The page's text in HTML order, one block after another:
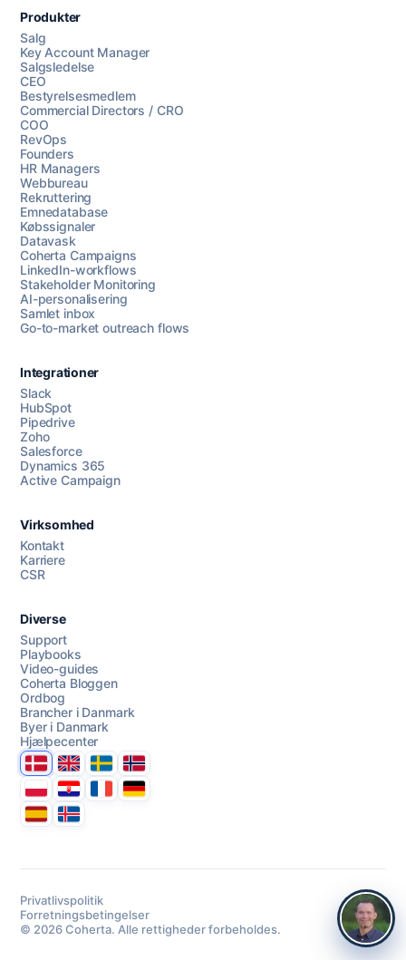
Chat med os
AI Campaign Assist
Produkter
Salg
Key Account Manager
Salgsledelse
CEO
Bestyrelsesmedlem
Commercial Directors / CRO
COO
RevOps
Founders
HR Managers
Webbureau
Rekruttering
Emnedatabase
Købssignaler
Datavask
Coherta Campaigns
LinkedIn-workflows
Stakeholder Monitoring
AI-personalisering
Samlet inbox
Go-to-market outreach flows
Integrationer
Slack
HubSpot
Pipedrive
Zoho
Salesforce
Dynamics 365
Active Campaign
Virksomhed
Kontakt
Karriere
CSR
Diverse
Support
Playbooks
Video-guides
Coherta Bloggen
Ordbog
Brancher i Danmark
Byer i Danmark
Hjælpecenter
DanmarkUnited Kingdom
SverigeNorge
PolskaHrvatskaFranceDeutschland
EspanaÍsland
Privatlivspolitik
Forretningsbetingelser
© 2026 Coherta. Alle rettigheder forbeholdes.